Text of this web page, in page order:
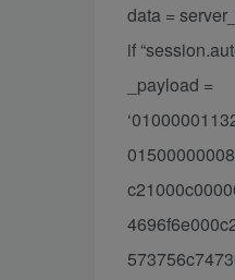
data =
if
_payload =